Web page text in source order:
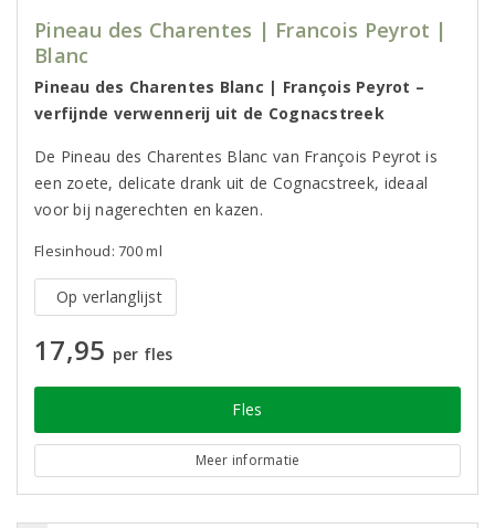
Pineau des Charentes | Francois Peyrot |
Blanc
Pineau des Charentes Blanc | François Peyrot –
verfijnde verwennerij uit de Cognacstreek
De Pineau des Charentes Blanc van François Peyrot is
een zoete, delicate drank uit de Cognacstreek, ideaal
voor bij nagerechten en kazen.
Flesinhoud: 700 ml
Op verlanglijst
17,95 per fles
Fles
Meer informatie